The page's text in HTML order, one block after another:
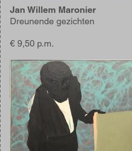
Jan Willem Maronier
Dreunende gezichten
€ 9,50 p.m.
Afbeelding